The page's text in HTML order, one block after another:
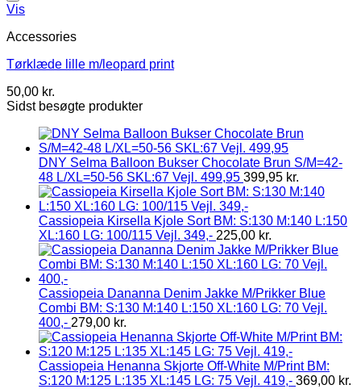
Vis
Accessories
Tørklæde lille m/leopard print
50,00 kr.
Sidst besøgte produkter
DNY Selma Balloon Bukser Chocolate Brun S/M=42-
48 L/XL=50-56 SKL:67 Vejl. 499,95 399,95 kr.
Cassiopeia Kirsella Kjole Sort BM: S:130 M:140 L:150
XL:160 LG: 100/115 Vejl. 349,- 225,00 kr.
Cassiopeia Dananna Denim Jakke M/Prikker Blue
Combi BM: S:130 M:140 L:150 XL:160 LG: 70 Vejl.
400,- 279,00 kr.
Cassiopeia Henanna Skjorte Off-White M/Print BM:
S:120 M:125 L:135 XL:145 LG: 75 Vejl. 419,- 369,00 kr.